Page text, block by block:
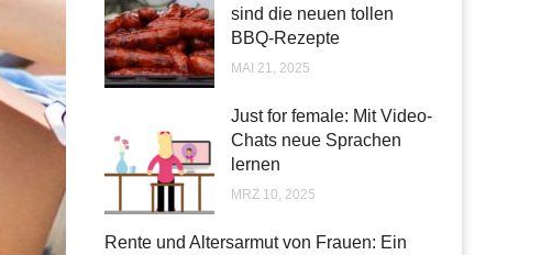
sind die neuen tollen
BBQ-Rezepte
MAI 21, 2025
Just for female: Mit Video-
Chats neue Sprachen
lernen
MRZ 10, 2025
Rente und Altersarmut von Frauen: Ein